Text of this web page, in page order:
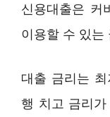
신용대출은 커
이용할 수 있는
대출 금리는 최
행 치고 금리